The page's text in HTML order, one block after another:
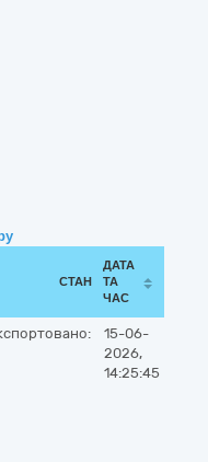
СТАН
ДАТА
ТА
ЧАС
15-06-
2026,
14:25:45